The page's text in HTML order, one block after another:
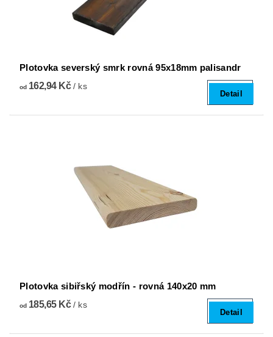
Plotovka severský smrk rovná 95x18mm palisandr
od162,94 Kč/ ks
Detail
Plotovka sibiřský modřín - rovná 140x20 mm
od185,65 Kč/ ks
Detail